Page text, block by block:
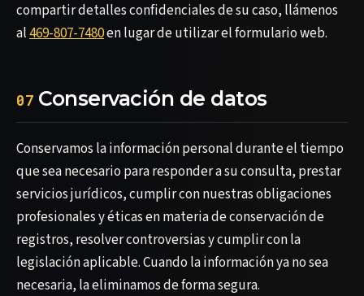
compartir detalles confidenciales de su caso, llámenos
al469-807-7480en lugar de utilizar el formulario web.
07 Conservación de datos
Conservamos la información personal durante el tiempo
que sea necesario para responder a su consulta, prestar
servicios jurídicos, cumplir con nuestras obligaciones
profesionales y éticas en materia de conservación de
registros, resolver controversias y cumplir con la
legislación aplicable. Cuando la información ya no sea
necesaria, la eliminamos de forma segura.